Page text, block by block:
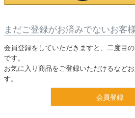
まだご登録がお済みでないお客
会員登録をしていただきますと、二度目
です。
お気に入り商品をご登録いただけるなど
す。
会員登録